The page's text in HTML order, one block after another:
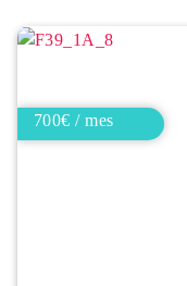
700€ / mes